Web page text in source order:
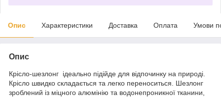
Опис Характеристики Доставка Оплата Умови
Опис
Крісло-шезлонг ідеально підійде для відпочинку на природі.
Крісло швидко складається та легко переноситься. Шезлонг
зроблений із міцного алюмінію та водонепроникної тканини,